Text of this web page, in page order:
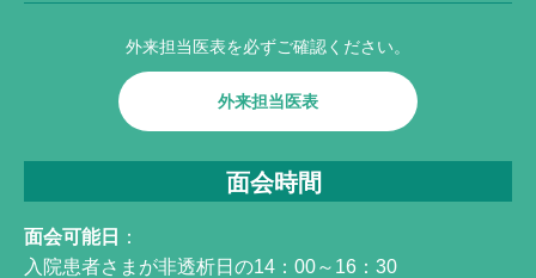
外来担当医表を必ずご確認ください。
外来担当医表
面会時間
面会可能日
：
入院患者さまが非透析日の14：00～16：30